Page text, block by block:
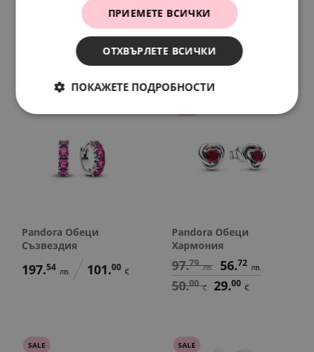
56.72 лв.
29.
Съзвездия
138.86
Pandora Обеци
Съзвездия
197.54 лв. 101.00 €
Pandora Обеци
Хармония
97.79 лв. 56.72 лв.
50.00 € 29.00 €
SALE SALE
ПРИЕМЕТЕ ВСИЧКИ
ОТХВЪРЛЕТЕ ВСИЧКИ
ПОКАЖЕТЕ ПОДРОБНОСТИ